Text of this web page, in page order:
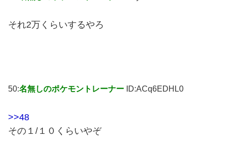
それ2万くらいするやろ
50:名無しのポケモントレーナー ID:ACq6EDHL0
>>48
その１/１０くらいやぞ